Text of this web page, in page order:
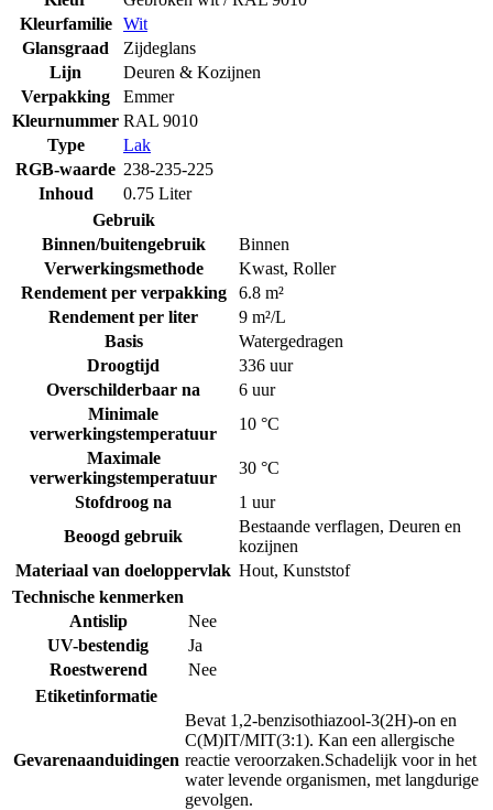
Kleurfamilie
Wit
Glansgraad
Zijdeglans
Lijn
Deuren & Kozijnen
Verpakking
Emmer
Kleurnummer RAL 9010
Type
Lak
RGB-waarde 238-235-225
Inhoud
0.75 Liter
Gebruik
Binnen/buitengebruik
Binnen
Verwerkingsmethode
Kwast, Roller
Rendement per verpakking
6.8 m²
Rendement per liter
9 m²/L
Basis
Watergedragen
Droogtijd
336 uur
Overschilderbaar na
6 uur
Minimale
verwerkingstemperatuur
10 °C
Maximale
verwerkingstemperatuur
30 °C
Stofdroog na
1 uur
Beoogd gebruik
Bestaande verflagen, Deuren en
kozijnen
Materiaal van doeloppervlak Hout, Kunststof
Technische kenmerken
Antislip
Nee
UV-bestendig
Ja
Roestwerend
Nee
Etiketinformatie
Gevarenaanduidingen
Bevat 1,2-benzisothiazool-3(2H)-on en
C(M)IT/MIT(3:1). Kan een allergische
reactie veroorzaken.Schadelijk voor in het
water levende organismen, met langdurige
gevolgen.